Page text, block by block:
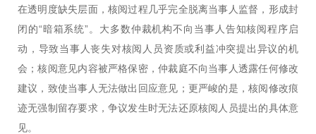
在透明度缺失层面，核阅过程几乎完全脱离当事人监督，形成封
闭的“暗箱系统”。大多数仲裁机构不向当事人告知核阅程序启
动，导致当事人丧失对核阅人员资质或利益冲突提出异议的机
会；核阅意见内容被严格保密，仲裁庭不向当事人透露任何修改
建议，致使当事人无法做出回应意见；更严峻的是，核阅修改痕
迹无强制留存要求，争议发生时无法还原核阅人员提出的具体意
见。